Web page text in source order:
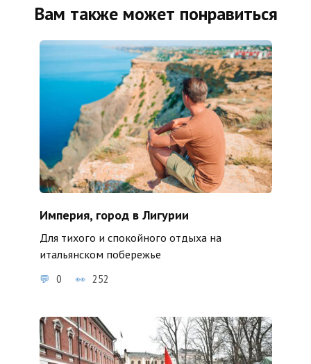
Вам также может понравиться
Империя, город в Лигурии
Для тихого и спокойного отдыха на
итальянском побережье
0 252